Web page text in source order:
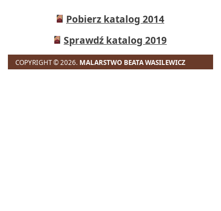
Pobierz katalog 2014
Sprawdź katalog 2019
COPYRIGHT © 2026. MALARSTWO BEATA WASILEWICZ